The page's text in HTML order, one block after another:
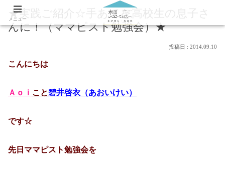
★実践ご紹介☆手あてを高校生の息子さ
んに！（ママピスト勉強会）★
2014.09.10
こんにちは
Ａｏｉ こと碧井啓衣（あおいけい）
です☆
先日ママピスト勉強会を
メニュー